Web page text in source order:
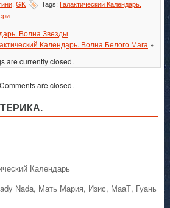
GK Tags: Галактический Календарь.
Волна Звезды
Календарь. Волна Белого Мага »
are currently closed.
Comments are closed.
Календарь
Nada, Мать Мария, Изис, МааТ, Гуань